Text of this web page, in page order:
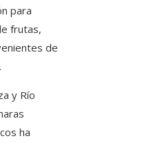
para
frutas,
de
y Río
ha